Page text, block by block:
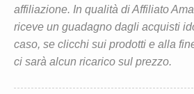
affiliazione. In qualità di Affiliato
riceve un guadagno dagli acquisti
caso, se clicchi sui prodotti e alla
ci sarà alcun ricarico sul prezzo.